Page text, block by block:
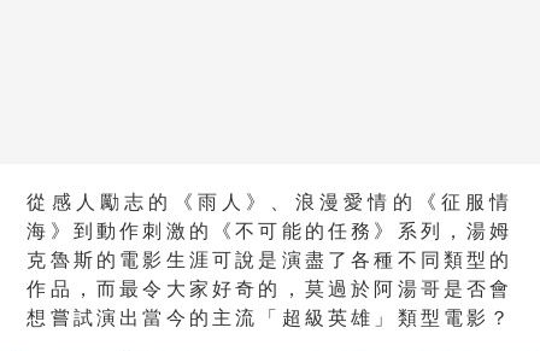
從感人勵志的《雨人》、浪漫愛情的《征服情
海》到動作刺激的《不可能的任務》系列，湯姆
克魯斯的電影生涯可說是演盡了各種不同類型的
作品，而最令大家好奇的，莫過於阿湯哥是否會
想嘗試演出當今的主流「超級英雄」類型電影？